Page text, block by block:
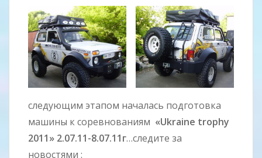
следующим этапом началась подготовка
машины к соревнованиям «Ukraine trophy
2011» 2.07.11-8.07.11г…следите за
новостями :